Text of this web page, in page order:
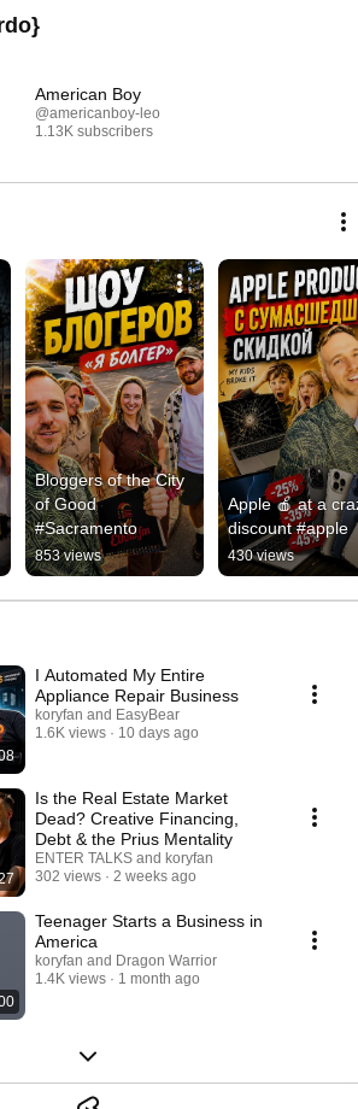
American Boy
@americanboy-leo
1.13K subscribers
Bloggers of the City
of Good
#Sacramento
853 views
Apple 🍎 at a
discount #apple
430 views
I Automated My Entire
Appliance Repair Business
koryfan and EasyBear
1.6K views
10 days ago
Is the Real Estate Market
Dead? Creative Financing,
Debt & the Prius Mentality
ENTER TALKS and koryfan
302 views
2 weeks ago
Teenager Starts a Business in
America
koryfan and Dragon Warrior
1.4K views
1 month ago